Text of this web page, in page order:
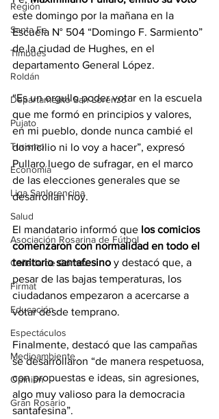
Región
Santa Fe
Timbúes
Roldán
Departamento San Lorenzo
Pujato
Turismo
Economía
Liga Sanlorencina
Salud
Asociación Rosarina de Fútbol
Cañada de Gómez
Firmat
Educación
Espectáculos
Medioambiente
Opinión
Gran Rosario
este domingo por la mañana en la
Escuela N° 504 “Domingo F. Sarmiento”
de la ciudad de Hughes, en el
departamento General López.
“Es un orgullo poder votar en la escuela
que me formó en principios y valores,
en mi pueblo, donde nunca cambié el
domicilio ni lo voy a hacer”, expresó
Pullaro luego de sufragar, en el marco
de las elecciones generales que se
desarrollan hoy.
El mandatario informó que los comicios
comenzaron con normalidad en todo el
territorio santafesino y destacó que, a
pesar de las bajas temperaturas, los
ciudadanos empezaron a acercarse a
votar desde temprano.
Finalmente, destacó que las campañas
se desarrollaron “de manera respetuosa,
con propuestas e ideas, sin agresiones,
algo muy valioso para la democracia
santafesina”.